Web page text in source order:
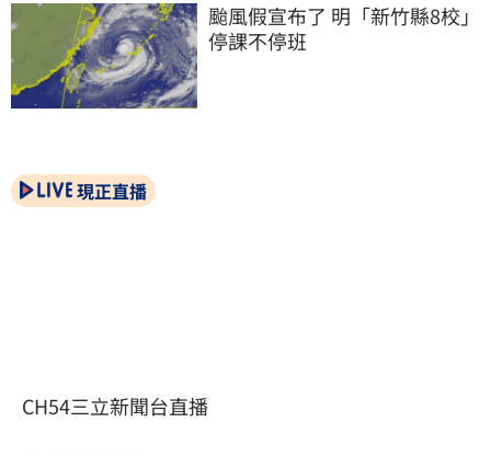
颱風假宣布了 明「新竹縣8校」
停課不停班
現正直播
CH54三立新聞台直播